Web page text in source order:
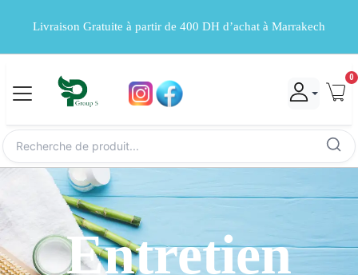
Livraison Gratuite à partir de 400 DH d’achat à Marrakech
0
Entretien